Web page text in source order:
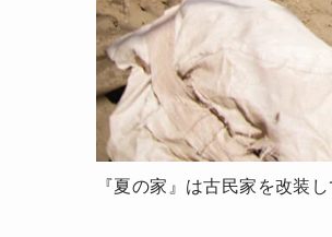
『夏の家』は古民家を改装